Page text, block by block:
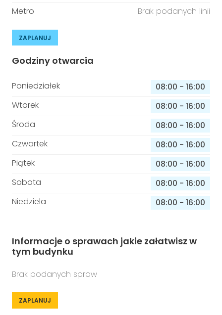
Metro
Brak podanych linii
ZAPLANUJ
Godziny otwarcia
Poniedziałek 08:00 - 16:00
Wtorek
08:00 - 16:00
Środa
08:00 - 16:00
Czwartek
08:00 - 16:00
Piątek
08:00 - 16:00
Sobota
08:00 - 16:00
Niedziela
08:00 - 16:00
Informacje o sprawach jakie załatwisz w
tym budynku
Brak podanych spraw
ZAPLANUJ